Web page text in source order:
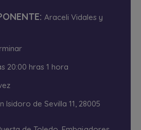
Araceli Vidales y
20:00 hras 1 hora
Isidoro de Sevilla 11, 28005